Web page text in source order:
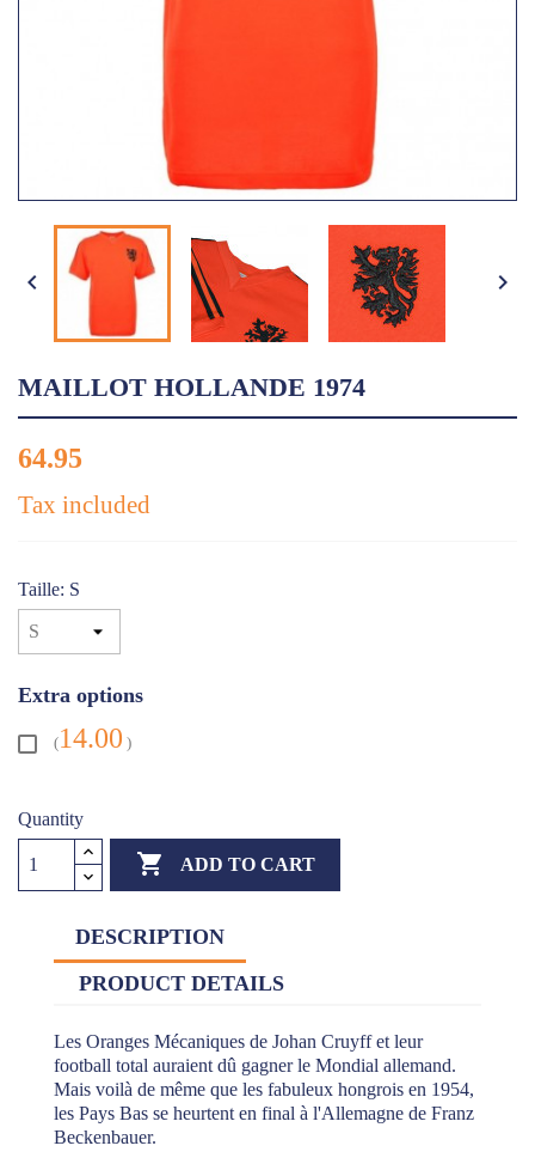
 
MAILLOT HOLLANDE 1974
64.95
Tax included
Taille: S
Extra options
(14.00 )
Quantity
 ADD TO CART
DESCRIPTION
PRODUCT DETAILS
Les Oranges Mécaniques de Johan Cruyff et leur
football total auraient dû gagner le Mondial allemand.
Mais voilà de même que les fabuleux hongrois en 1954,
les Pays Bas se heurtent en final à l'Allemagne de Franz
Beckenbauer.